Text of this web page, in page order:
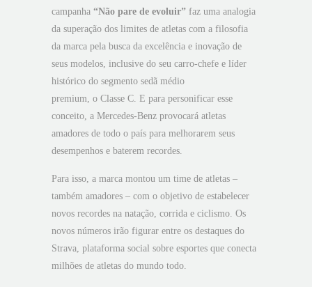
campanha “Não pare de evoluir” faz uma analogia
da superação dos limites de atletas com a filosofia
da marca pela busca da excelência e inovação de
seus modelos, inclusive do seu carro-chefe e líder
histórico do segmento sedã médio
premium, o Classe C. E para personificar esse
conceito, a Mercedes-Benz provocará atletas
amadores de todo o país para melhorarem seus
desempenhos e baterem recordes.
Para isso, a marca montou um time de atletas –
também amadores – com o objetivo de estabelecer
novos recordes na natação, corrida e ciclismo. Os
novos números irão figurar entre os destaques do
Strava, plataforma social sobre esportes que conecta
milhões de atletas do mundo todo.